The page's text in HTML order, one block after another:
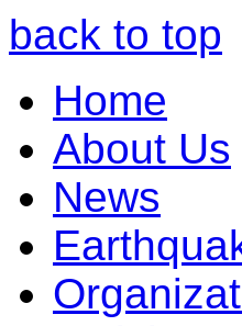
back to top
Home
About Us
News